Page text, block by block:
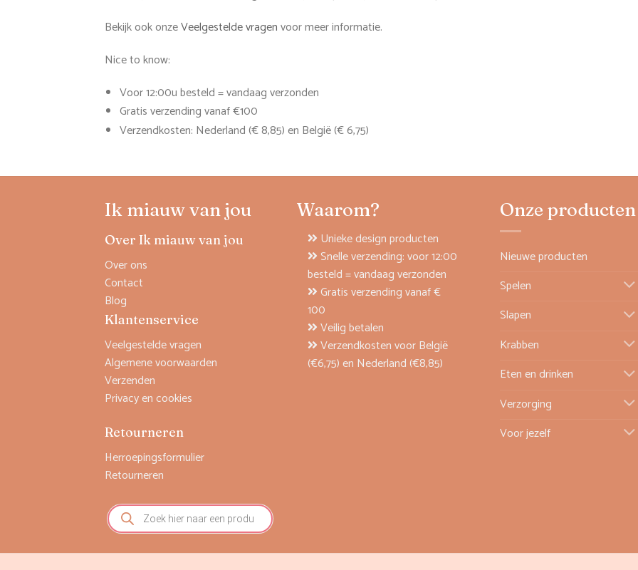
Bekijk ook onzeVeelgestelde vragenvoor meer informatie.
Nice to know:
Voor 12:00u besteld = vandaag verzonden
Gratis verzending vanaf €100
Verzendkosten: Nederland (€ 8,85) en België (€ 6,75)
Ik miauw van jou
Over Ik miauw van jou
Over ons
Contact
Blog
Klantenservice
Veelgestelde vragen
Algemene voorwaarden
Verzenden
Privacy en cookies
Retourneren
Herroepingsformulier
Retourneren
Waarom?
Unieke design producten
Snelle verzending: voor 12:00
besteld = vandaag verzonden
Gratis verzending vanaf €
100
Veilig betalen
Verzendkosten voor België
(€6,75) en Nederland (€8,85)
Onze producten
Nieuwe producten
Spelen
Slapen
Krabben
Eten en drinken
Verzorging
Voor jezelf
Producten
zoeken